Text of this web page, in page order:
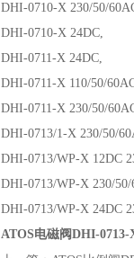
DHI-0710-X 230/50/
DHI-0710-X 24DC,
DHI-0711-X 24DC,
DHI-0711-X 110/50/
DHI-0711-X 230/50/
DHI-0713/1-X 230/50/
DHI-0713/WP-X
DHI-0713/WP-X 230/
DHI-0713/WP-X
ATOS电磁阀DHI-0713-